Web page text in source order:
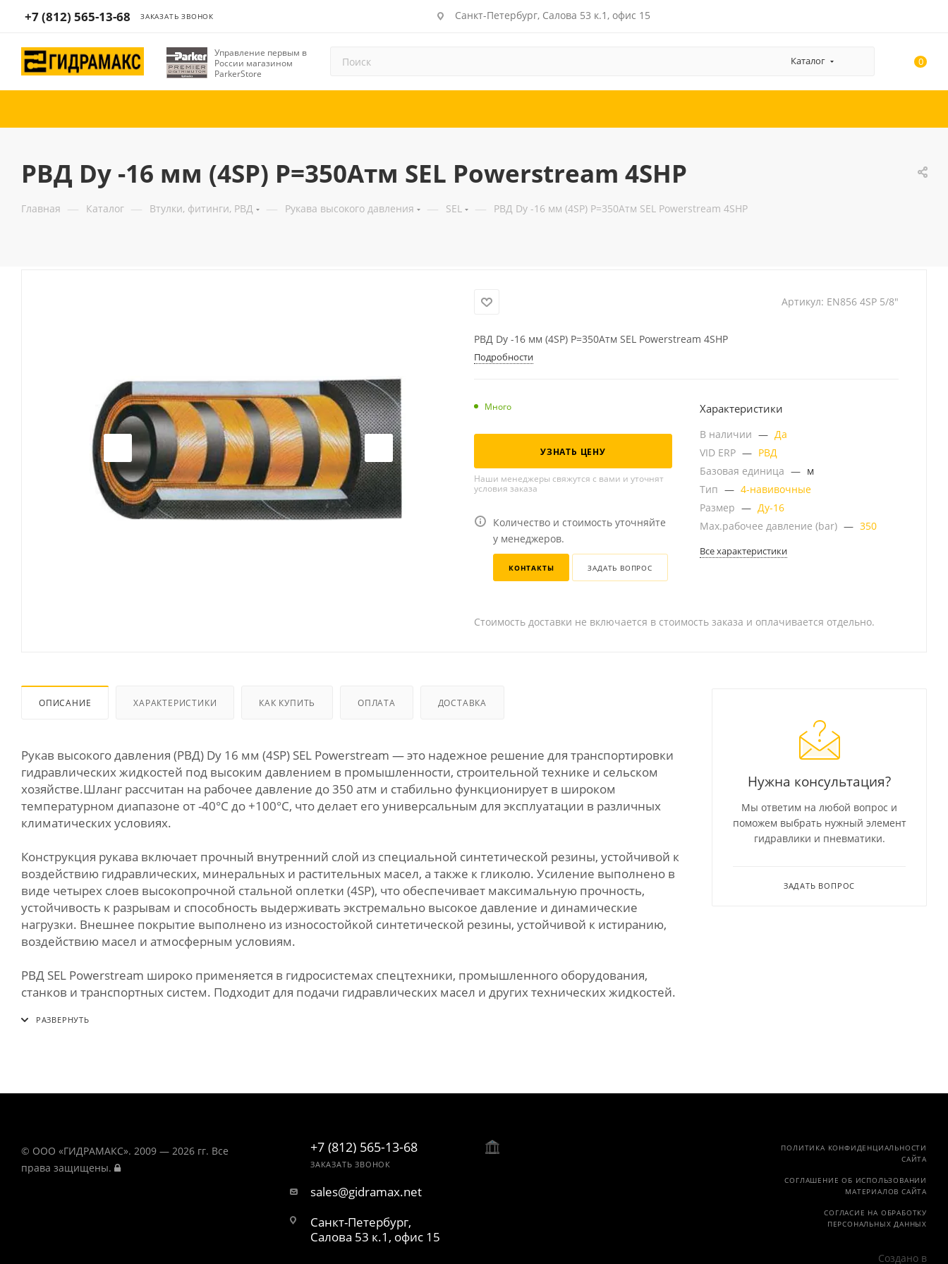
+7 (812) 565-13-68 ЗАКАЗАТЬ ЗВОНОК Санкт-Петербург, Салова 53 к.1, офис 15
Управление первым в
России магазином
ParkerStore
Каталог 0
РВД Dу -16 мм (4SP) Р=350Атм SEL Powerstream 4SHP
Главная — Каталог — Втулки, фитинги, РВД — Рукава высокого давления — SEL — РВД Dу -16 мм (4SP) Р=350Атм SEL Powerstream 4SHP
Артикул: EN856 4SP 5/8"
РВД Dу -16 мм (4SP) Р=350Атм SEL Powerstream 4SHP
Подробности
Много
УЗНАТЬ ЦЕНУ
Наши менеджеры свяжутся с вами и уточнят
условия заказа
Количество и стоимость уточняйте
у менеджеров.
КОНТАКТЫ ЗАДАТЬ ВОПРОС
Характеристики
В наличии — Да
VID ERP — РВД
Базовая единица — м
Тип — 4-навивочные
Размер — Ду-16
Мах.рабочее давление (bar) — 350
Все характеристики
Стоимость доставки не включается в стоимость заказа и оплачивается отдельно.
ОПИСАНИЕ ХАРАКТЕРИСТИКИ КАК КУПИТЬ ОПЛАТА ДОСТАВКА
Рукав высокого давления (РВД) Dу 16 мм (4SP) SEL Powerstream — это надежное решение для транспортировки
гидравлических жидкостей под высоким давлением в промышленности, строительной технике и сельском
хозяйстве.Шланг рассчитан на рабочее давление до 350 атм и стабильно функционирует в широком
температурном диапазоне от -40°C до +100°C, что делает его универсальным для эксплуатации в различных
климатических условиях.
Конструкция рукава включает прочный внутренний слой из специальной синтетической резины, устойчивой к
воздействию гидравлических, минеральных и растительных масел, а также к гликолю. Усиление выполнено в
виде четырех слоев высокопрочной стальной оплетки (4SP), что обеспечивает максимальную прочность,
устойчивость к разрывам и способность выдерживать экстремально высокое давление и динамические
нагрузки. Внешнее покрытие выполнено из износостойкой синтетической резины, устойчивой к истиранию,
воздействию масел и атмосферным условиям.
РВД SEL Powerstream широко применяется в гидросистемах спецтехники, промышленного оборудования,
станков и транспортных систем. Подходит для подачи гидравлических масел и других технических жидкостей.
Нужна консультация?
Мы ответим на любой вопрос и
поможем выбрать нужный элемент
гидравлики и пневматики.
ЗАДАТЬ ВОПРОС
© ООО «ГИДРАМАКС». 2009 — 2026 гг. Все
права защищены.
+7 (812) 565-13-68
ЗАКАЗАТЬ ЗВОНОК
sales@gidramax.net
Санкт-Петербург,
Салова 53 к.1, офис 15
ПОЛИТИКА КОНФИДЕНЦИАЛЬНОСТИ
САЙТА
СОГЛАШЕНИЕ ОБ ИСПОЛЬЗОВАНИИ
МАТЕРИАЛОВ САЙТА
СОГЛАСИЕ НА ОБРАБОТКУ
ПЕРСОНАЛЬНЫХ ДАННЫХ
Создано в